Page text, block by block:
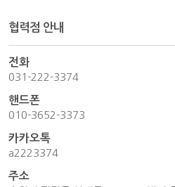
협력점 안내
전화
031-222-3374
핸드폰
010-3652-3373
카카오톡
a2223374
주소